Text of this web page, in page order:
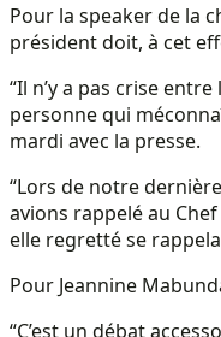
Pour la speaker de la
président doit, à cet
“Il n’y a pas crise
personne qui
mardi avec la presse.
“Lors de notre
avions rappelé au
elle regretté se
Pour Jeannine
“C’est un débat